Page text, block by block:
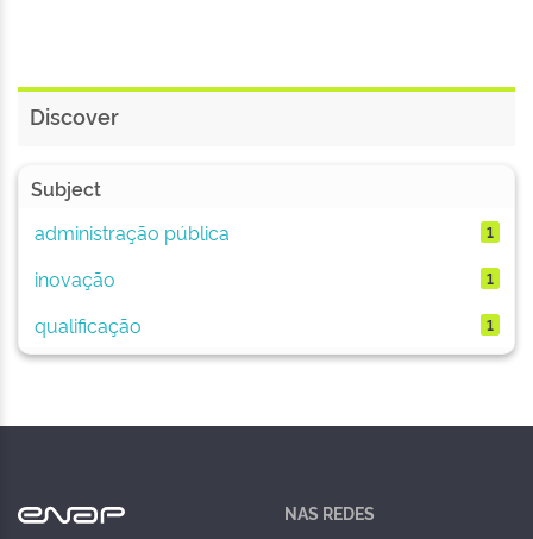
Discover
Subject
administração pública
1
inovação 1
qualificação 1
NAS REDES